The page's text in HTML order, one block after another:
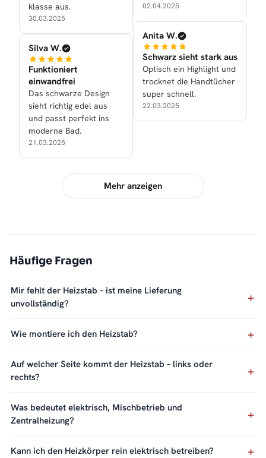
klasse aus.
30.03.2025
Silva W.
Funktioniert
einwandfrei
Das schwarze Design
sieht richtig edel aus
und passt perfekt ins
moderne Bad.
21.03.2025
02.04.2025
Anita W.
Schwarz sieht stark aus
Optisch ein Highlight und
trocknet die Handtücher
super schnell.
22.03.2025
Mehr anzeigen
Häufige Fragen
Mir fehlt der Heizstab – ist meine Lieferung
unvollständig?
Wie montiere ich den Heizstab?
Auf welcher Seite kommt der Heizstab – links oder
rechts?
Was bedeutet elektrisch, Mischbetrieb und
Zentralheizung?
Kann ich den Heizkörper rein elektrisch betreiben?